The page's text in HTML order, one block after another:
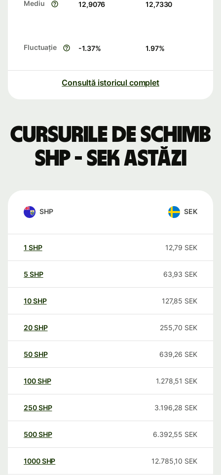
Mediu 12,9076 12,7330
Fluctuație -1.37% 1.97%
Consultă istoricul complet
Cursurile de schimb
SHP - SEK astăzi
SHP SEK
1 SHP 12,79 SEK
5 SHP 63,93 SEK
10SHP 127,85 SEK
20SHP 255,70 SEK
50SHP 639,26 SEK
100SHP 1.278,51 SEK
250SHP 3.196,28 SEK
500SHP 6.392,55 SEK
1000SHP 12.785,10 SEK